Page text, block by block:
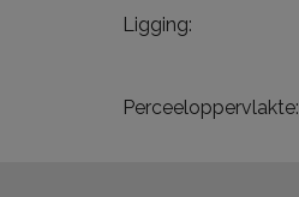
Ligging:
Perceeloppervlakte: